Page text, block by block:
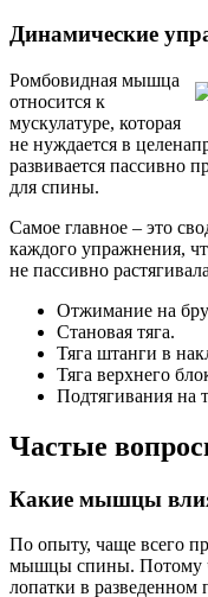
Динамические
Ромбовидная мышца
относится к
мускулатуре, которая
не нуждается в
развивается пассивно
для спины.
Самое главное – это
каждого упражнения,
не пассивно
Отжимание на
Становая тяга.
Тяга штанги в
Тяга верхнего
Подтягивания на
Частые
Какие мышцы
По опыту, чаще всего
мышцы спины. Потому
лопатки в